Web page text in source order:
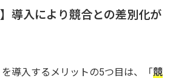
導入により競合との差別化が
を導入するメリットの5つ目は、「 競